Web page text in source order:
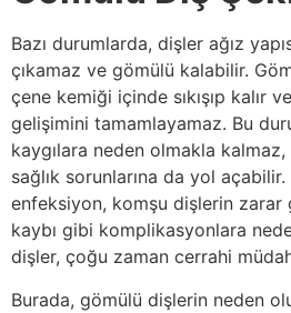
Bazı durumlarda, dişler ağız
çıkamaz ve gömülü kalabilir.
çene kemiği içinde sıkışıp kalır
gelişimini tamamlayamaz. Bu
kaygılara neden olmakla
sağlık sorunlarına da yol açabilir.
enfeksiyon, komşu dişlerin
kaybı gibi komplikasyonlara
dişler, çoğu zaman cerrahi
Burada, gömülü dişlerin neden